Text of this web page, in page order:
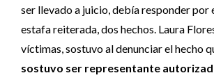
ser llevado a juicio, debía responder por
estafa reiterada, dos hechos. Laura
víctimas, sostuvo al denunciar el hecho
sostuvo ser representante